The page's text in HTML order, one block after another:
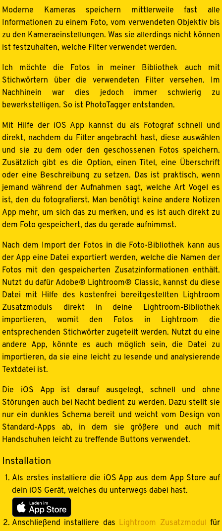
Moderne Kameras speichern mittlerweile fast alle
Informationen zu einem Foto, vom verwendeten Objektiv bis
zu den Kameraeinstellungen. Was sie allerdings nicht können
ist festzuhalten, welche Filter verwendet werden.
Ich möchte die Fotos in meiner Bibliothek auch mit
Stichwörtern über die verwendeten Filter versehen. Im
Nachhinein war dies jedoch immer schwierig zu
bewerkstelligen. So ist PhotoTagger entstanden.
Mit Hilfe der iOS App kannst du als Fotograf schnell und
direkt, nachdem du Filter angebracht hast, diese auswählen
und sie zu dem oder den geschossenen Fotos speichern.
Zusätzlich gibt es die Option, einen Titel, eine Überschrift
oder eine Beschreibung zu setzen. Das ist praktisch, wenn
jemand während der Aufnahmen sagt, welche Art Vogel es
ist, den du fotografierst. Man benötigt keine andere Notizen
App mehr, um sich das zu merken, und es ist auch direkt zu
dem Foto gespeichert, das du gerade aufnimmst.
Nach dem Import der Fotos in die Foto-Bibliothek kann aus
der App eine Datei exportiert werden, welche die Namen der
Fotos mit den gespeicherten Zusatzinformationen enthält.
Nutzt du dafür Adobe® Lightroom® Classic, kannst du diese
Datei mit Hilfe des kostenfrei bereitgestellten Lightroom
Zusatzmoduls direkt in deine Lightroom-Bibliothek
importieren, womit den Fotos in Lightroom die
entsprechenden Stichwörter zugeteilt werden. Nutzt du eine
andere App, könnte es auch möglich sein, die Datei zu
importieren, da sie eine leicht zu lesende und analysierende
Textdatei ist.
Die iOS App ist darauf ausgelegt, schnell und ohne
Störungen auch bei Nacht bedient zu werden. Dazu stellt sie
nur ein dunkles Schema bereit und weicht vom Design von
Standard-Apps ab, in dem sie größere und auch mit
Handschuhen leicht zu treffende Buttons verwendet.
Installation
Als erstes installiere die iOS App aus dem App Store auf
dein iOS Gerät, welches du unterwegs dabei hast.
Laden im App
Store
Anschließend installiere das Lightroom Zusatzmodul für